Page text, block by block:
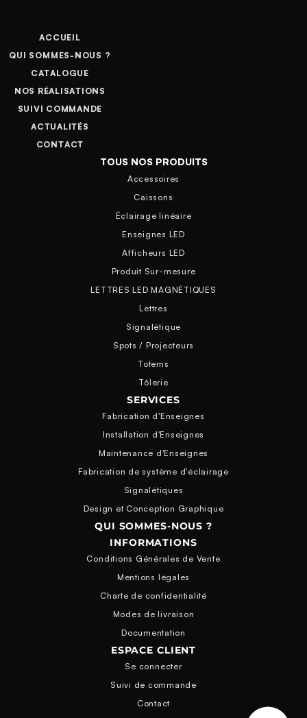
ACCUEIL
QUI SOMMES-NOUS ?
CATALOGUE
NOS RÉALISATIONS
SUIVI COMMANDE
ACTUALITÉS
CONTACT
TOUS NOS PRODUITS
Accessoires
Caissons
Éclairage linéaire
Enseignes LED
Afficheurs LED
Produit Sur-mesure
LETTRES LED MAGNÉTIQUES
Lettres
Signalétique
Spots / Projecteurs
Totems
Tôlerie
SERVICES
Fabrication d'Enseignes
Installation d'Enseignes
Maintenance d'Enseignes
Fabrication de système d'éclairage
Signalétiques
Design et Conception Graphique
QUI SOMMES-NOUS ?
INFORMATIONS
Conditions Générales de Vente
Mentions légales
Charte de confidentialité
Modes de livraison
Documentation
ESPACE CLIENT
Se connecter
Suivi de commande
Contact